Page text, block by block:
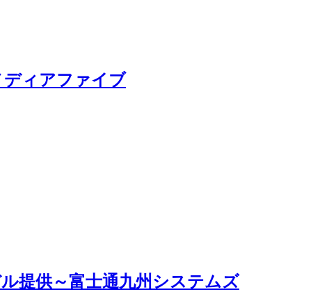
ィアファイブ
提供～富士通九州システムズ